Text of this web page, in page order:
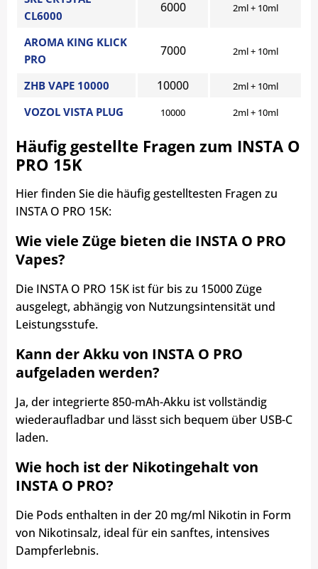
CL6000
6000 2ml + 10ml
AROMA KING KLICK
PRO
7000 2ml + 10ml
ZHB VAPE 10000 10000 2ml + 10ml
VOZOL VISTA PLUG 10000 2ml + 10ml
Häufig gestellte Fragen zum INSTA O
PRO 15K
Hier finden Sie die häufig gestelltesten Fragen zu
INSTA O PRO 15K:
Wie viele Züge bieten die INSTA O PRO
Vapes?
Die INSTA O PRO 15K ist für bis zu 15000 Züge
ausgelegt, abhängig von Nutzungsintensität und
Leistungsstufe.
Kann der Akku von INSTA O PRO
aufgeladen werden?
Ja, der integrierte 850-mAh-Akku ist vollständig
wiederaufladbar und lässt sich bequem über USB-C
laden.
Wie hoch ist der Nikotingehalt von
INSTA O PRO?
Die Pods enthalten in der 20 mg/ml Nikotin in Form
von Nikotinsalz, ideal für ein sanftes, intensives
Dampferlebnis.